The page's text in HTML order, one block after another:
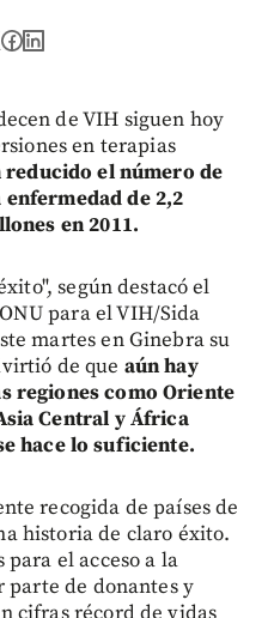
de VIH siguen hoy
en terapias
reducido el número de
de 2,2
en 2011.
según destacó el
para el VIH/Sida
martes en Ginebra su
de que aún hay
regiones como Oriente
Central y África
hace lo suficiente.
recogida de países de
historia de claro éxito.
para el acceso a la
de donantes y
cifras récord de vidas